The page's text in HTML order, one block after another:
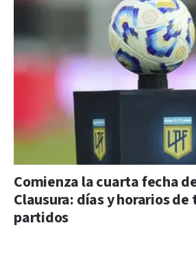
Comienza la cuarta fecha
Clausura: días y horarios de
partidos